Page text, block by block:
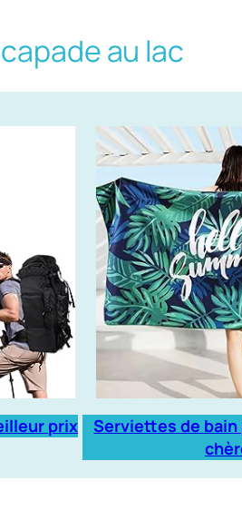
au lac
prix
Serviettes de